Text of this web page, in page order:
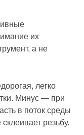
их
а не
легко
Минус — при
в поток среды
резьбу.